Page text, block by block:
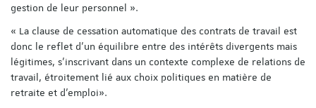
gestion de leur personnel ».
« La clause de cessation automatique des contrats de travail est
donc le reflet d’un équilibre entre des intérêts divergents mais
légitimes, s’inscrivant dans un contexte complexe de relations de
travail, étroitement lié aux choix politiques en matière de
retraite et d’emploi».